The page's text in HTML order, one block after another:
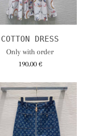
COTTON DRESS
Only with order
190.00 €